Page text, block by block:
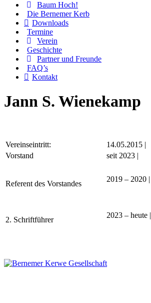
Baum Hoch!
Die Bernemer Kerb
Downloads
Termine
Verein
Geschichte
Partner und Freunde
FAQ’s
Kontakt
Jann S. Wienekamp
Vereinseintritt:
14.05.2015 |
Vorstand
seit 2023 |
Referent des Vorstandes
2019 – 2020 |
2. Schriftführer
2023 – heute |